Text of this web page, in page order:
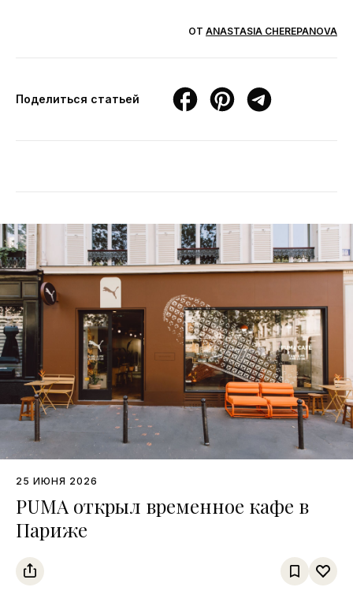
ОТ ANASTASIA CHEREPANOVA
Поделиться статьей
25 ИЮНЯ 2026
PUMA открыл временное кафе в
Париже